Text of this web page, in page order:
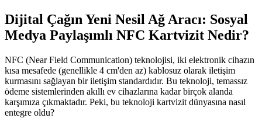
Dijital Çağın Yeni Nesil Ağ Aracı: Sosyal
Medya Paylaşımlı NFC Kartvizit Nedir?
NFC (Near Field Communication) teknolojisi, iki elektronik cihazın
kısa mesafede (genellikle 4 cm'den az) kablosuz olarak iletişim
kurmasını sağlayan bir iletişim standardıdır. Bu teknoloji, temassız
ödeme sistemlerinden akıllı ev cihazlarına kadar birçok alanda
karşımıza çıkmaktadır. Peki, bu teknoloji kartvizit dünyasına nasıl
entegre oldu?